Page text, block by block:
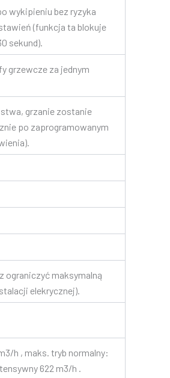
wykipieniu bez ryzyka
(funkcja ta blokuje
sekund).
grzewcze za jednym
grzanie zostanie
po zaprogramowanym
ograniczyć maksymalną
elekrycznej).
h , maks. tryb normalny:
622 m3/h .